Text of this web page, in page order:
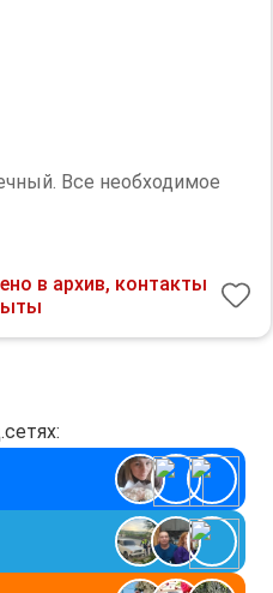
Все необходимое
в архив, контакты